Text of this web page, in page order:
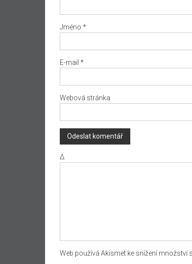
Jméno *
E-mail *
Webová stránka
Δ
Web používá Akismet ke snížení množství